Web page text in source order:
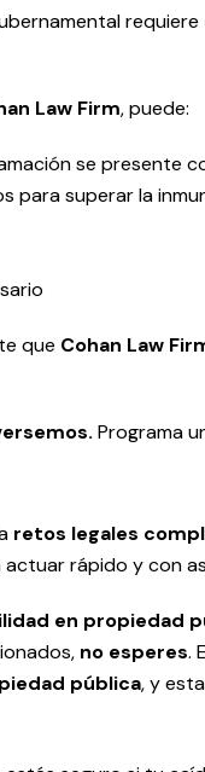
requiere
Law Firm, puede:
se presente
para superar la
que Cohan Law
Programa
retos legales
rápido y con
en propiedad
no esperes.
pública, y